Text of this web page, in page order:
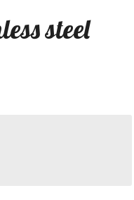
steel